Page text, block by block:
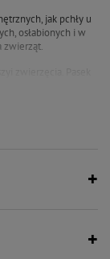
jak pchły u
osłabionych i w
zwierząt.
założenia